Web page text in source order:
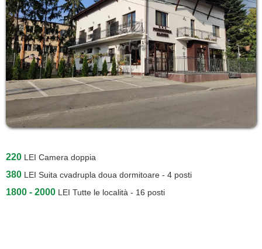
220 LEI Camera doppia
380 LEI Suita cvadrupla doua dormitoare - 4 posti
1800 - 2000 LEI Tutte le località - 16 posti